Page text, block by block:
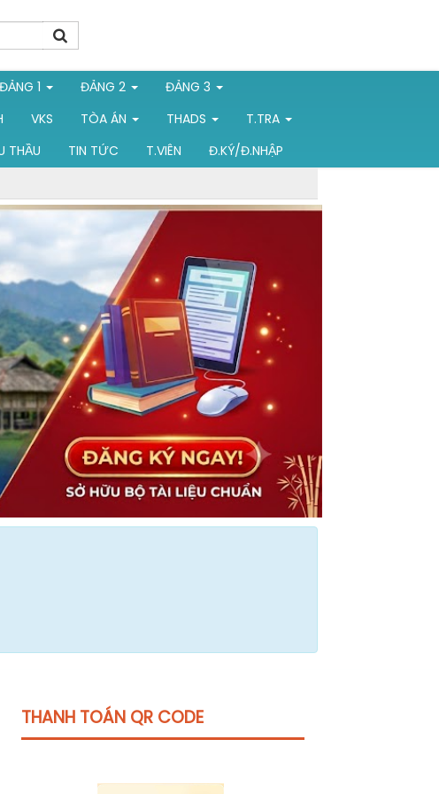
ĐẢNG 1 ĐẢNG 2
ĐẢNG 3
VKS TÒA ÁN THADS
T.TRA
THẦU TIN TỨC T.VIÊN
Đ.KÝ/Đ.NHẬP
THANH TOÁN QR CODE